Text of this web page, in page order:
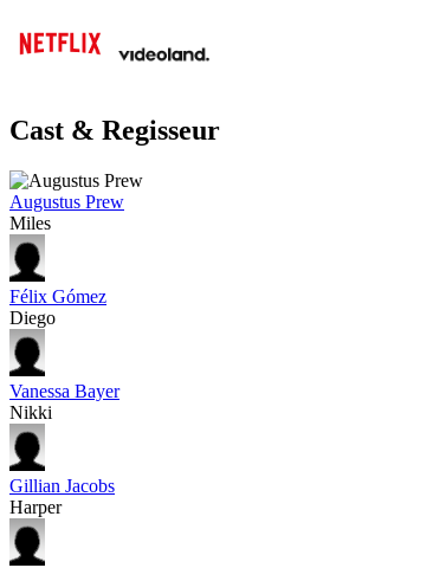
Cast & Regisseur
Augustus Prew
Miles
Félix Gómez
Diego
Vanessa Bayer
Nikki
Gillian Jacobs
Harper